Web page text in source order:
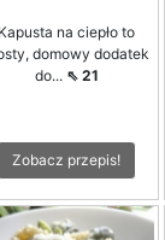
Kapusta na ciepło to
domowy dodatek
do... ⇖ 21
Zobacz przepis!